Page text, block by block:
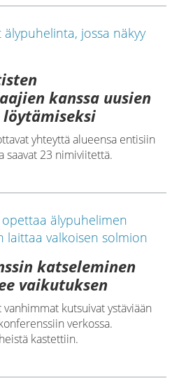
kanssa uusien
yhteyttä alueensa entisiin
saavat 23 nimiviitettä.
katseleminen
vaikutuksen
vanhimmat kutsuivat ystäviään
verkossa.
kastettiin.